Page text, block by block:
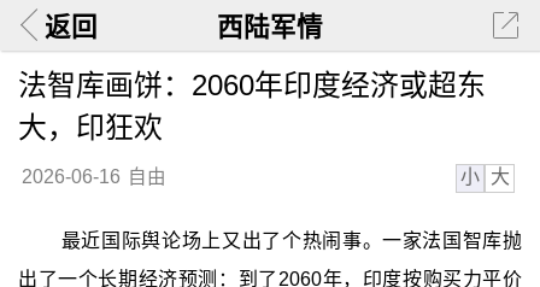
返回 西陆军情
法智库画饼：2060年印度经济或超东
大，印狂欢
2026-06-16 自由 小 大
最近国际舆论场上又出了个热闹事。一家法国智库抛
出了一个长期经济预测：到了2060年，印度按购买力平价